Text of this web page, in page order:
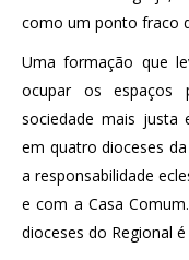
como um ponto fraco
Uma formação que
ocupar os espaços
sociedade mais justa
em quatro dioceses
a responsabilidade
e com a Casa
dioceses do Regional